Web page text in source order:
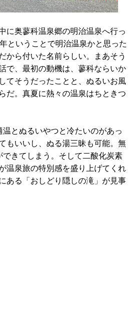
に奥蓼科温泉郷の明治温泉へ行っ
ということで明治温泉かと思った
から付いた名前らしい。まあそう
で、最初の動機は、蓼科ならいか
てそうだったことと、ぬるいお風
だ。真夏に熱々の温泉はちときつ
とぬるいやつと冷たいのがあっ
もいいし、ぬる湯三昧も可能。無
きてしまう。そして二酸化炭素
温泉旅の特別感を盛り上げてくれ
ある「おしどり隠しの滝」が見事